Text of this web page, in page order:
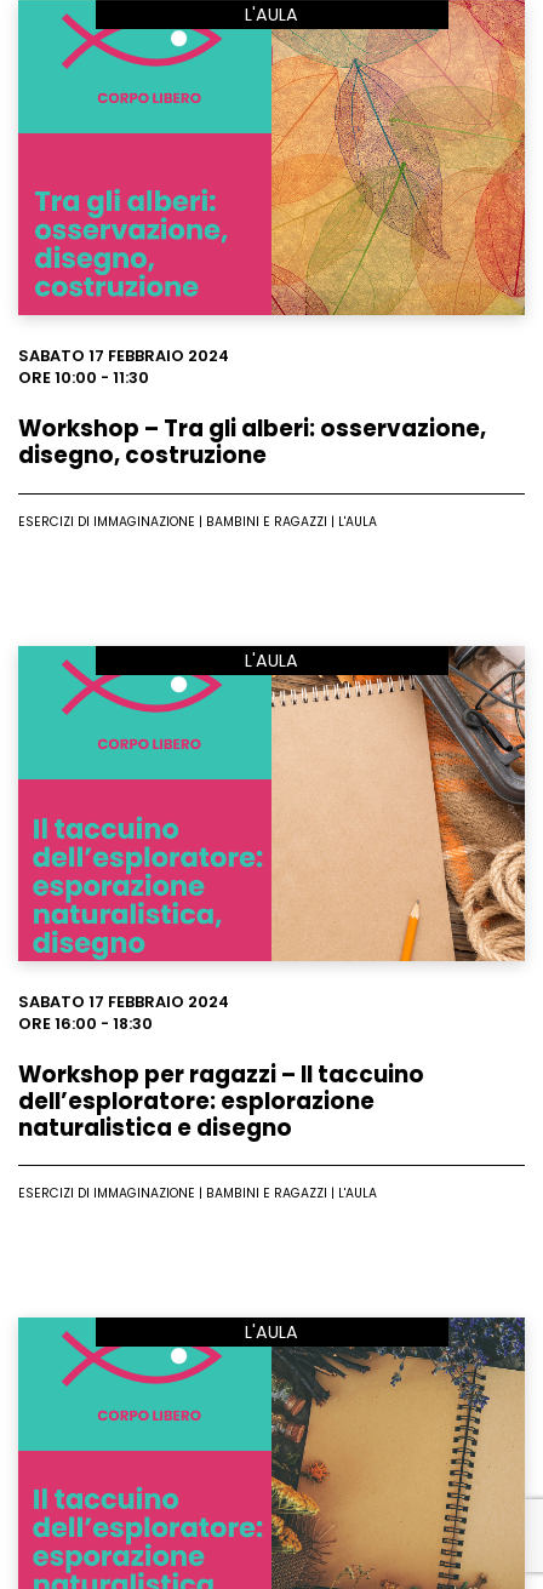
Leggi
L'AULA
Leggi
SABATO 17 FEBBRAIO 2024
ORE 10:00 - 11:30
Workshop – Tra gli alberi: osservazione,
disegno, costruzione
ESERCIZI DI IMMAGINAZIONE | BAMBINI E RAGAZZI | L'AULA
L'AULA
Leggi
SABATO 17 FEBBRAIO 2024
ORE 16:00 - 18:30
Workshop per ragazzi – Il taccuino
dell’esploratore: esplorazione
naturalistica e disegno
ESERCIZI DI IMMAGINAZIONE | BAMBINI E RAGAZZI | L'AULA
L'AULA